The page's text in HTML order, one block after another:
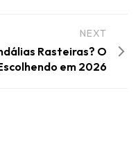
NEXT
Rasteiras? O
em 2026